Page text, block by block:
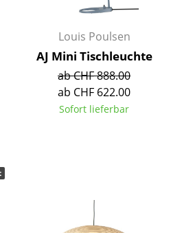
Louis Poulsen
AJ Mini Tischleuchte
ab CHF 888.00
ab CHF 622.00
Sofort lieferbar